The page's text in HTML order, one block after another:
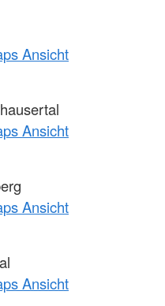
Ansicht
Ansicht
Ansicht
Ansicht